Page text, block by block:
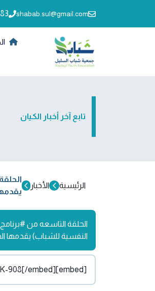
shabab.sul@gmail.com
تابع آخر أخبار الكيان
الرئيسية الأخبار
الحلقة التاسعه من
النفسية للشباب) يقدمها
[embed]https://youtu.be/NvA3NtK-908[/embed]